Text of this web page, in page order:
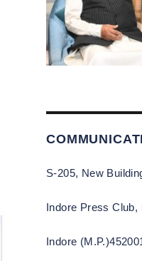
S-205, New
Indore Press Club,
Indore